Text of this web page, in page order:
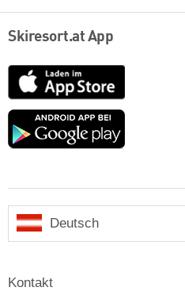
Skiresort.at App
App
Store
Google
Deutsch
Kontakt